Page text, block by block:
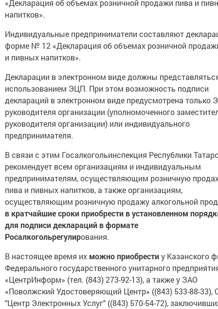
«Декларация об объемах розничной продажи пива и
напитков».
Индивидуальные предприниматели составляют
форме № 12 «Декларация об объемах розничной
и пивных напитков».
Декларации в электронном виде должны
использованием ЭЦП. При этом возможность подписи
деклараций в электронном виде предусмотрена только
руководителя организации (уполномоченного
руководителя организации) или индивидуального
предпринимателя.
В связи с этим Госалкогольинспекция Республики
рекомендует всем организациям и индивидуальным
предпринимателям, осуществляющим розничную
пива и пивных напитков, а также организациям,
осуществляющим розничную продажу алкогольной
в кратчайшие сроки приобрести в установленном
для подписи деклараций в формате
Росалкогольрегулирования.
В настоящее время их можно приобрестиу Казанского
Федерального государственного унитарного
«ЦентрИнформ» (тел. (843) 273-92-13), а также у ЗАО
«Поволжский Удостоверяющий Центр» ((843) 533-88-33),
"Центр Электронных Услуг" ((843) 570-54-72),